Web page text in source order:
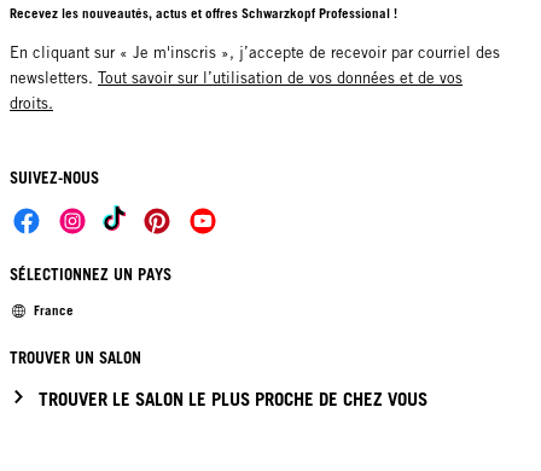
Recevez les nouveautés, actus et offres Schwarzkopf Professional !
En cliquant sur « Je m'inscris », j’accepte de recevoir par courriel des
newsletters. Tout savoir sur l’utilisation de vos données et de vos
droits.
SUIVEZ-NOUS
SÉLECTIONNEZ UN PAYS
France
TROUVER UN SALON
TROUVER LE SALON LE PLUS PROCHE DE CHEZ VOUS